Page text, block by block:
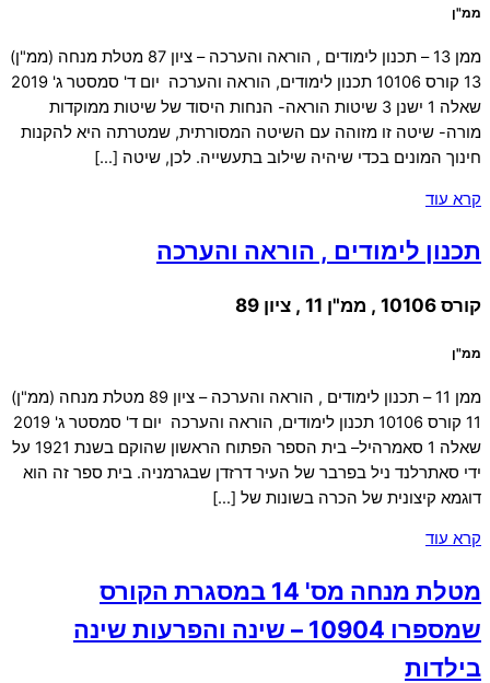
ממ"ן
ממן 13 – תכנון לימודים , הוראה והערכה – ציון 87 מטלת מנחה (ממ"ן)
13 קורס 10106 תכנון לימודים, הוראה והערכה יום ד' סמסטר ג' 2019
שאלה 1 ישנן 3 שיטות הוראה- הנחות היסוד של שיטות ממוקדות
מורה- שיטה זו מזוהה עם השיטה המסורתית, שמטרתה היא להקנות
חינוך המונים בכדי שיהיה שילוב בתעשייה. לכן, שיטה […]
קרא עוד
תכנון לימודים , הוראה והערכה
קורס 10106 , ממ"ן 11 , ציון 89
ממ"ן
ממן 11 – תכנון לימודים , הוראה והערכה – ציון 89 מטלת מנחה (ממ"ן)
11 קורס 10106 תכנון לימודים, הוראה והערכה יום ד' סמסטר ג' 2019
שאלה 1 סאמרהיל– בית הספר הפתוח הראשון שהוקם בשנת 1921 על
ידי סאתרלנד ניל בפרבר של העיר דרזדן שבגרמניה. בית ספר זה הוא
דוגמא קיצונית של הכרה בשונות של […]
קרא עוד
מטלת מנחה מס' 14 במסגרת הקורס
שמספרו 10904 – שינה והפרעות שינה
בילדות